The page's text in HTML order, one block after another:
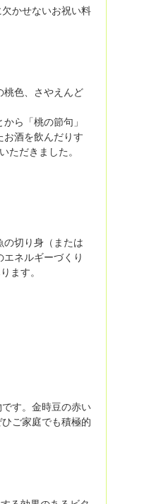
かせないお祝い料
桃色、さやえんど
ら「桃の節句」
お酒を飲んだりす
ただきました。
の切り身（または
ネルギーづくり
ます。
す。金時豆の赤い
ご家庭でも積極的